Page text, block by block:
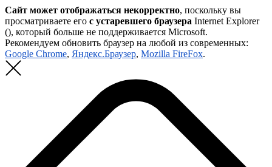
Сайт может отображаться некорректно, поскольку вы
просматриваете его с устаревшего браузера Internet Explorer
(), который больше не поддерживается Microsoft.
Рекомендуем обновить браузер на любой из современных:
Google Chrome, Яндекс.Браузер, Mozilla FireFox.